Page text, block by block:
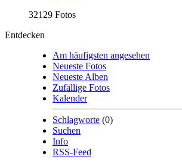
32129 Fotos
Entdecken
Am häufigsten angesehen
Neueste Fotos
Neueste Alben
Zufällige Fotos
Kalender
Schlagworte (0)
Suchen
Info
RSS-Feed